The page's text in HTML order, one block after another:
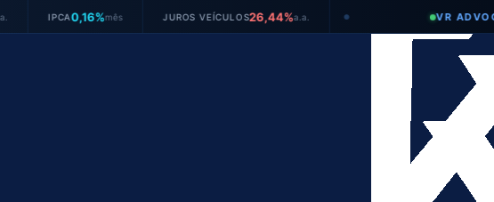
IPCA 0,16%mês JUROS VEÍCULOS26,44%a.a. ● VR ADVOGADOS